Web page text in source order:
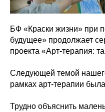
БФ «Краски жизни» при
будущее» продолжает
проекта «Арт-терапия:
Следующей темой
рамках арт-терапии
Трудно объяснить